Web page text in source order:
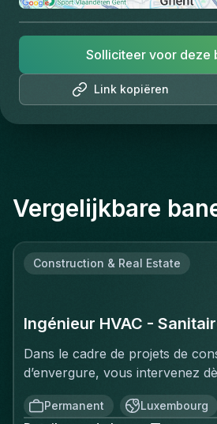
Link kopiëren
Solliciteer voor deze
Vergelijkbare
Construction & Real Estate
Ingénieur HVAC -
Dans le cadre de projets de
d’envergure, vous intervenez
conception afin de développer
les aspects techniques des
Permanent Luxembourg